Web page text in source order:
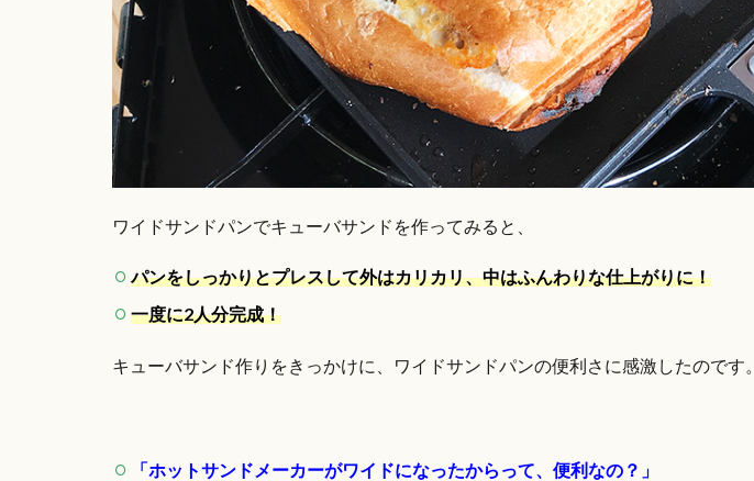
ワイドサンドパンでキューバサンドを作ってみると、
パンをしっかりとプレスして外はカリカリ、中はふんわりな仕上がりに！
一度に2人分完成！
キューバサンド作りをきっかけに、ワイドサンドパンの便利さに感激したのです。
「ホットサンドメーカーがワイドになったからって、便利なの？」